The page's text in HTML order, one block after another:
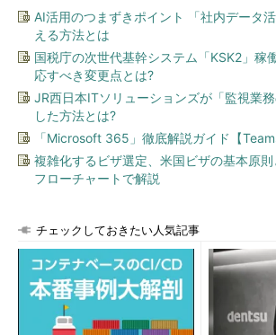
AI活用のつまずきポイント 「社内データ
える方法とは
国税庁の次世代基幹システム「KSK2」稼
応すべき変更点とは?
JR西日本ITソリューションズが「監視業
した方法とは?
「Microsoft 365」徹底解説ガイド【
複雑化するビザ選定、米国ビザの基本原
フローチャートで解説
チェックしておきたい人気記事